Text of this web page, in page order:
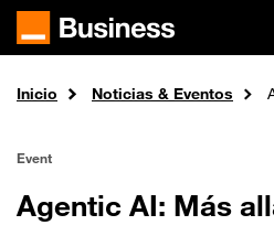
Skip to main content
Inicio Noticias & Eventos
Event
Agentic AI: Más